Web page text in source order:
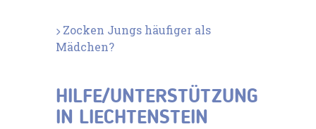
Zocken Jungs häufiger als
Mädchen?
HILFE/UNTERSTÜTZUNG
IN LIECHTENSTEIN